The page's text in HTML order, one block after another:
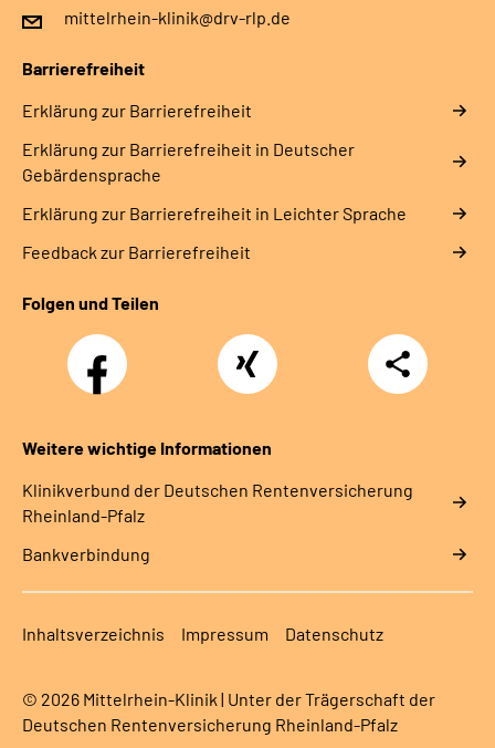
mittelrhein-klinik@drv-rlp.de
Barrierefreiheit
Erklärung zur Barrierefreiheit
Erklärung zur Barrierefreiheit in Deutscher
Gebärdensprache
Erklärung zur Barrierefreiheit in Leichter Sprache
Feedback zur Barrierefreiheit
Folgen und Teilen
Facebook Xing
Teilen
Weitere wichtige Informationen
Klinikverbund der Deutschen Rentenversicherung
Rheinland-Pfalz
Bankverbindung
Inhaltsverzeichnis Impressum Datenschutz
© 2026 Mittelrhein-Klinik | Unter der Trägerschaft der
Deutschen Rentenversicherung Rheinland-Pfalz